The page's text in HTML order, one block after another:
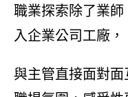
職業探索除了業
入企業公司工廠，
與主管直接面對